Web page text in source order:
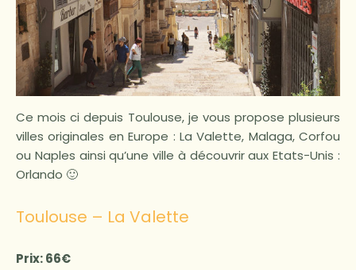
Ce mois ci depuis Toulouse, je vous propose plusieurs
villes originales en Europe : La Valette, Malaga, Corfou
ou Naples ainsi qu’une ville à découvrir aux Etats-Unis :
Orlando 🙂
Toulouse – La Valette
Prix: 66€